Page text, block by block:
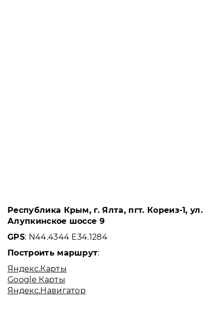
Республика Крым, г. Ялта, пгт. Кореиз-1, ул.
Алупкинское шоссе 9
GPS: N44.4344 E34.1284
Построить маршрут:
Яндекс.Карты
Google Карты
Яндекс.Навигатор